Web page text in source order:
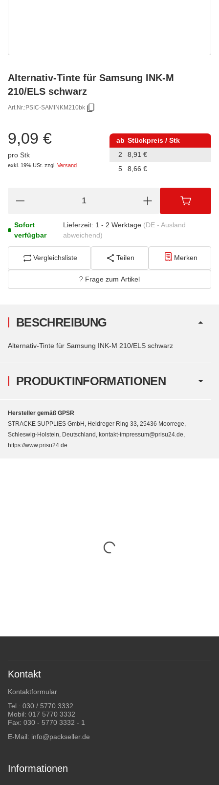
Alternativ-Tinte für Samsung INK-M
210/ELS schwarz
Art.Nr.:PSIC-SAMINKM210bk
9,09 €
pro Stk
exkl. 19% USt. zzgl. Versand
ab Stückpreis / Stk
2
8,91 €
5
8,66 €
Sofort
verfügbar
Lieferzeit: 1 - 2 Werktage (DE - Ausland
abweichend)
Vergleichsliste Teilen Merken
Frage zum Artikel
PRODUKTINFORMATIONEN
BESCHREIBUNG
Alternativ-Tinte für Samsung INK-M 210/ELS schwarz
Hersteller gemäß GPSR
STRACKE SUPPLIES GmbH, Heidreger Ring 33, 25436 Moorrege,
Schleswig-Holstein, Deutschland, kontakt-impressum@prisu24.de,
https://www.prisu24.de
Kontakt
Kontaktformular
Tel.: 030 / 5770 3332
Mobil: 017 5770 3332
Fax: 030 - 5770 3332 - 1
E-Mail: info@packseller.de
Informationen